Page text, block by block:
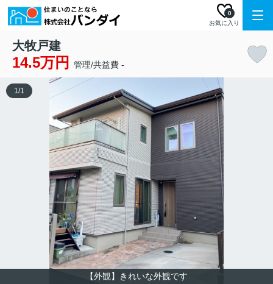
お気に入り
0
大牧戸建
14.5万円 管理/共益費 -
【外観】きれいな外観です
1/1